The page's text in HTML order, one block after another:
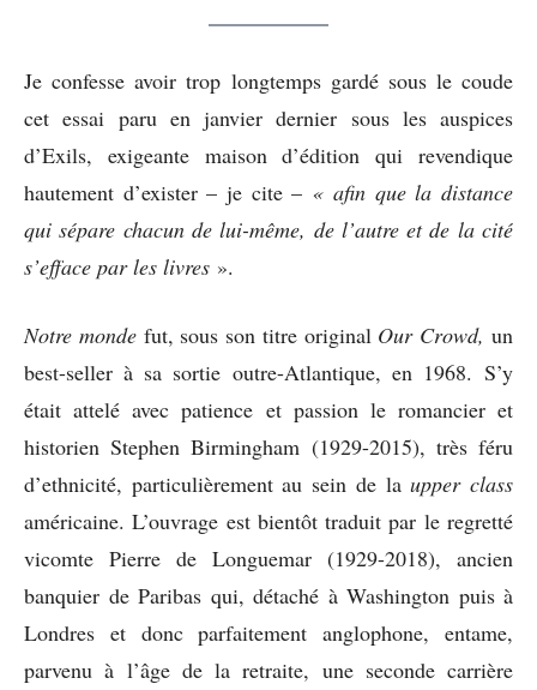
Je confesse avoir trop longtemps gardé sous le coude
cet essai paru en janvier dernier sous les auspices
d’Exils, exigeante maison d’édition qui revendique
hautement d’exister – je cite – « afin que la distance
qui sépare chacun de lui-même, de l’autre et de la cité
s’efface par les livres ».
Notre mondefut, sous son titre original Our Crowd,un
best-seller à sa sortie outre-Atlantique, en 1968. S’y
était attelé avec patience et passion le romancier et
historien Stephen Birmingham (1929-2015), très féru
d’ethnicité, particulièrement au sein de laupper class
américaine. L’ouvrage est bientôt traduit par le regretté
vicomte Pierre de Longuemar (1929-2018), ancien
banquier de Paribas qui, détaché à Washington puis à
Londres et donc parfaitement anglophone, entame,
parvenu à l’âge de la retraite, une seconde carrière